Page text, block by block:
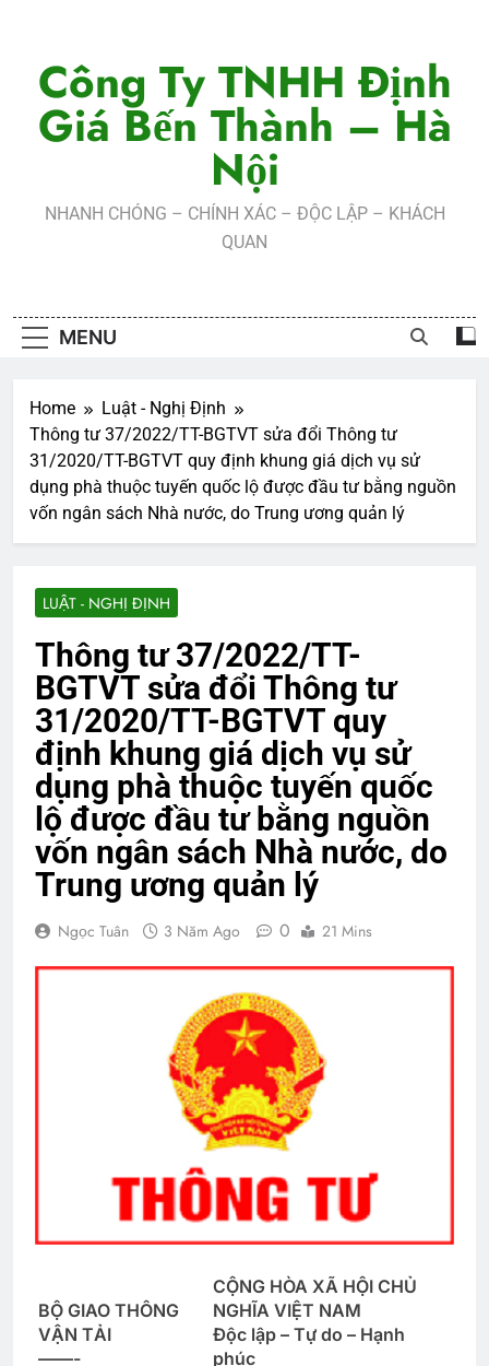
contentCông Ty TNHH Định
Giá Bến Thành – Hà
Nội
NHANH CHÓNG – CHÍNH XÁC – ĐỘC LẬP – KHÁCH
QUAN
MENU
Home
Luật - Nghị Định
Thông tư 37/2022/TT-BGTVT sửa đổi Thông tư
31/2020/TT-BGTVT quy định khung giá dịch vụ sử
dụng phà thuộc tuyến quốc lộ được đầu tư bằng nguồn
vốn ngân sách Nhà nước, do Trung ương quản lý
LUẬT - NGHỊ ĐỊNH
Thông tư 37/2022/TT-
BGTVT sửa đổi Thông tư
31/2020/TT-BGTVT quy
định khung giá dịch vụ sử
dụng phà thuộc tuyến quốc
lộ được đầu tư bằng nguồn
vốn ngân sách Nhà nước, do
Trung ương quản lý
Ngọc Tuân 3 Năm Ago 0 21 Mins
BỘ GIAO THÔNG
VẬN TẢI
——-
CỘNG HÒA XÃ HỘI CHỦ
NGHĨA VIỆT NAM
Độc lập – Tự do – Hạnh
phúc